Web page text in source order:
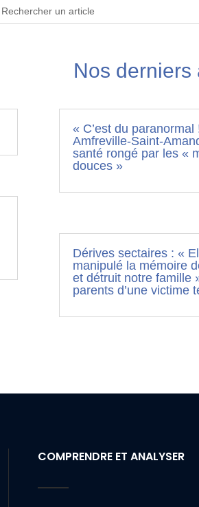
Nos derniers
« C’est du paranormal
Amfreville-Saint-
santé rongé par les «
douces »
Dérives sectaires : «
manipulé la mémoire
et détruit notre famille
parents d’une victime
COMPRENDRE ET ANALYSER